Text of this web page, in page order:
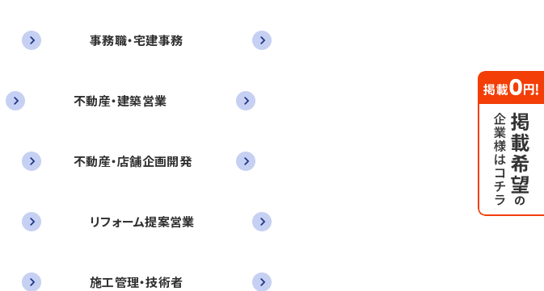
事務職・宅建事務
不動産・建築営業
不動産・店舗企画開発
リフォーム提案営業
施工管理・技術者